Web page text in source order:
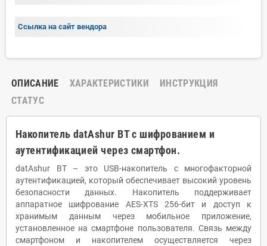
Ссылка на сайт вендора
ОПИСАНИЕ ХАРАКТЕРИСТИКИ
ИНСТРУКЦИЯ
СТАТУС
Накопитель datAshur BT с шифрованием и
аутентификацией через смартфон.
datAshur BT – это USB-накопитель с многофакторной
аутентификацией, который обеспечивает высокий уровень
безопасности данных. Накопитель поддерживает
аппаратное шифрование AES-XTS 256-бит и доступ к
хранимым данным через мобильное приложение,
установленное на смартфоне пользователя. Связь между
смартфоном и накопителем осуществляется через